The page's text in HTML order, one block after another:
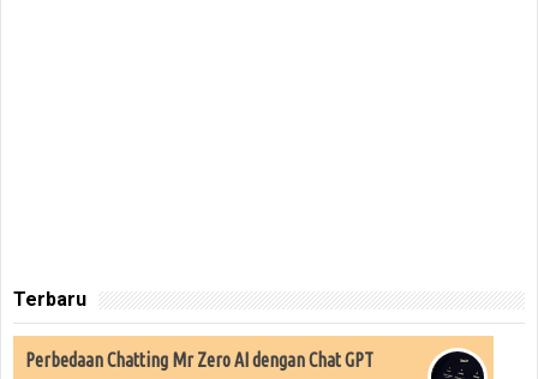
Terbaru
Perbedaan Chatting Mr Zero AI dengan Chat GPT